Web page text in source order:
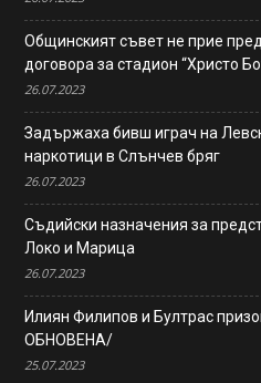
Общинският съвет не прие
договора за стадион “Христо
26.07.2023
Задържаха бивш играч на
наркотици в Слънчев бряг
26.07.2023
Съдийски назначения за
Локо и Марица
26.07.2023
Илиян Филипов и Бултрас
ОБНОВЕНА/
25.07.2023